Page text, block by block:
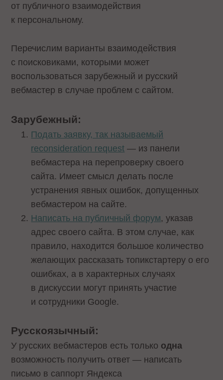
от публичного взаимодействия
к персональному.
Перечислим варианты взаимодействия
с поисковиками, которыми может
воспользоваться зарубежный и русский
вебмастер в случае проблем с сайтом.
Зарубежный:
Подать заявку, так называемый
reconsideration request — из панели
вебмастера на перепроверку своего
сайта. Имеет смысл делать после
устранения явных ошибок, допущенных
вебмастером на сайте.
Написать на публичный форум, указав
адрес своего сайта. В этом случае, как
правило, находится большое количество
желающих рассказать топикстартеру о его
ошибках, а в характерных случаях
в дискуссии могут принять участие
и сотрудники Google.
Русскоязычный:
У русских вебмастеров есть только одна
возможность получить ответ — написать
письмо в саппорт Яндекса